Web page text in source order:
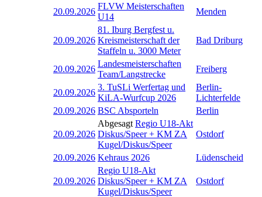
20.09.2026
FLVW Meisterschaften
U14
Menden
20.09.2026
81. Iburg Bergfest u.
Kreismeisterschaft der
Staffeln u. 3000 Meter
Bad Driburg
20.09.2026
Landesmeisterschaften
Team/Langstrecke
Freiberg
20.09.2026
3. TuSLi Werfertag und
KiLA-Wurfcup 2026
Berlin-
Lichterfelde
20.09.2026 BSC Absporteln Berlin
20.09.2026
Abgesagt Regio U18-Akt
Diskus/Speer + KM ZA
Kugel/Diskus/Speer
Ostdorf
20.09.2026 Kehraus 2026 Lüdenscheid
20.09.2026
Regio U18-Akt
Diskus/Speer + KM ZA
Kugel/Diskus/Speer
Ostdorf